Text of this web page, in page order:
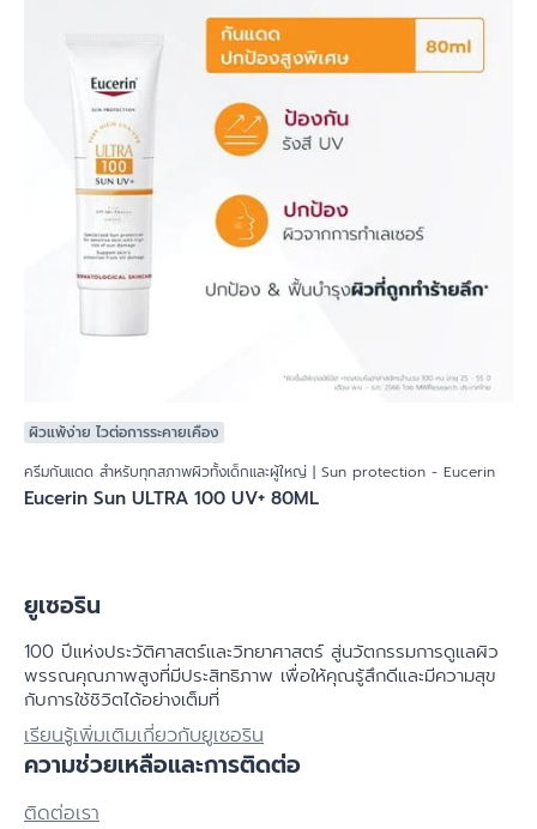
ผิวแพ้ง่าย ไวต่อการระคายเคือง
ครีมกันแดด สำหรับทุกสภาพผิวทั้งเด็กและผู้ใหญ่ | Sun protection - Eucerin
Eucerin Sun ULTRA 100 UV+ 80ML
ยูเซอริน
100 ปีแห่งประวัติศาสตร์​และวิทยาศาสตร์ สู่นวัตกรรมการดูแลผิว
พรรณคุณภาพสูงที่มีประสิทธิภาพ เพื่อให้คุณรู้สึกดีและมีความสุข
กับการใช้ชิวิตได้อย่างเต็มที่
เรียนรู้เพิ่มเติมเกี่ยวกับยูเซอริน
ความช่วยเหลือและการติดต่อ
ติดต่อเรา